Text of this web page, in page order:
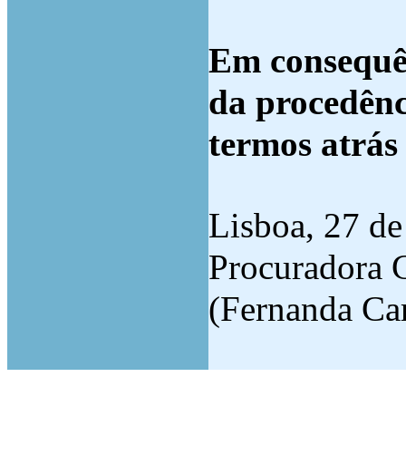
Em
da
termos atrás
Lisboa, 27
Procuradora
(Fernanda